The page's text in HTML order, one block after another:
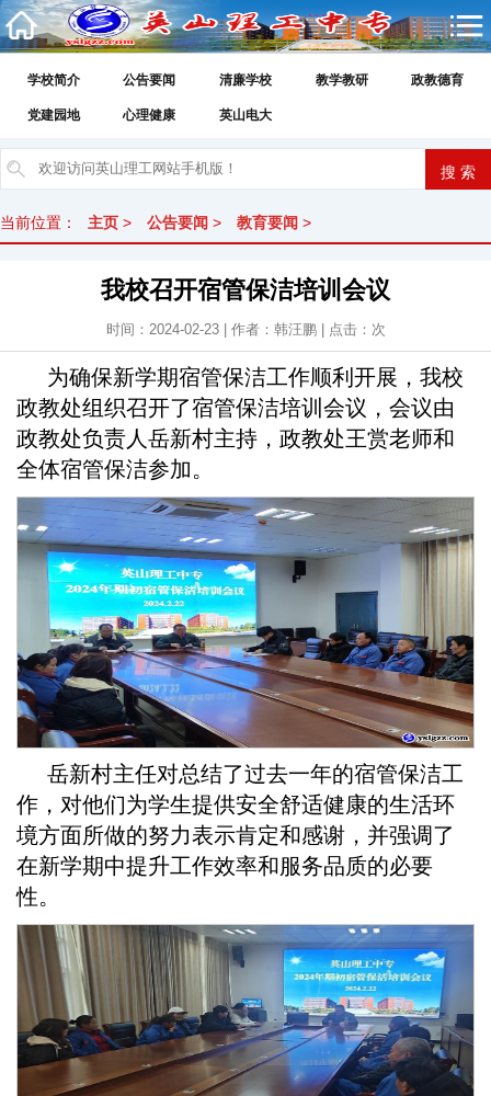
学校简介 公告要闻 清廉学校 教学教研 政教德育
党建园地 心理健康 英山电大
当前位置： 主页 > 公告要闻 > 教育要闻 >
我校召开宿管保洁培训会议
时间：2024-02-23 | 作者：韩汪鹏 | 点击： 次
为确保新学期宿管保洁工作顺利开展，我校
政教处组织召开了宿管保洁培训会议，会议由
政教处负责人岳新村主持，政教处王赏老师和
全体宿管保洁参加。
岳新村主任对总结了过去一年的宿管保洁工
作，对他们为学生提供安全舒适健康的生活环
境方面所做的努力表示肯定和感谢，并强调了
在新学期中提升工作效率和服务品质的必要
性。